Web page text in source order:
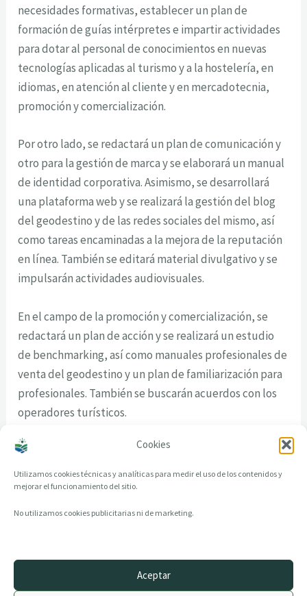
Cookies
Utilizamos cookies técnicas y analíticas para medir el uso de los contenidos y
mejorar el funcionamiento del sitio.
No utilizamos cookies publicitarias ni de marketing.
Aceptar
necesidades formativas, establecer un plan de
formación de guías intérpretes e impartir actividades
para dotar al personal de conocimientos en nuevas
tecnologías aplicadas al turismo y a la hostelería, en
idiomas, en atención al cliente y en mercadotecnia,
promoción y comercialización.
Por otro lado, se redactará un plan de comunicación y
otro para la gestión de marca y se elaborará un manual
de identidad corporativa. Asimismo, se desarrollará
una plataforma web y se realizará la gestión del blog
del geodestino y de las redes sociales del mismo, así
como tareas encaminadas a la mejora de la reputación
en línea. También se editará material divulgativo y se
impulsarán actividades audiovisuales.
En el campo de la promoción y comercialización, se
redactará un plan de acción y se realizará un estudio
de benchmarking, así como manuales profesionales de
venta del geodestino y un plan de familiarización para
profesionales. También se buscarán acuerdos con los
operadores turísticos.